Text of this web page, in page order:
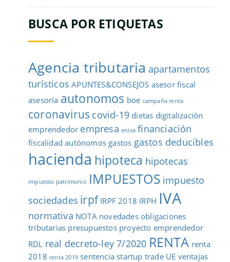
BUSCA POR ETIQUETAS
Agencia tributaria apartamentos
turísticos APUNTES&CONSEJOS asesor fiscal
asesoría autonomos boe campaña renta
coronavirus covid-19 dietas digitalización
emprendedor empresa enisa financiación
fiscalidad autónomos gastos gastos deducibles
hacienda hipoteca hipotecas
impuesto patrimonio IMPUESTOS impuesto
sociedades irpf IRPF 2018 IRPH IVA
normativa NOTA novedades obligaciones
tributarias presupuestos proyecto emprendedor
RDL real decreto-ley 7/2020 RENTA renta
2018 renta 2019 sentencia startup trade UE ventajas